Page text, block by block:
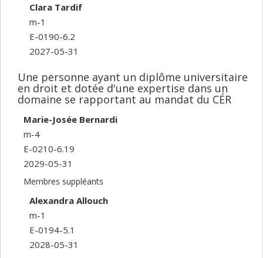
Clara Tardif
m-1
E-0190-6.2
2027-05-31
Une personne ayant un diplôme universitaire
en droit et dotée d'une expertise dans un
domaine se rapportant au mandat du CÉR
Marie-Josée Bernardi
m-4
E-0210-6.19
2029-05-31
Membres suppléants
Alexandra Allouch
m-1
E-0194-5.1
2028-05-31